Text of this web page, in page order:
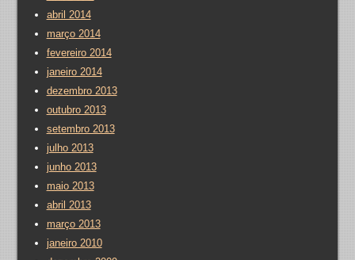
abril 2014
março 2014
fevereiro 2014
janeiro 2014
dezembro 2013
outubro 2013
setembro 2013
julho 2013
junho 2013
maio 2013
abril 2013
março 2013
janeiro 2010